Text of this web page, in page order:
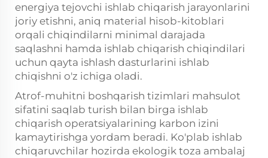
energiya tejovchi ishlab chiqarish jarayonlarini
joriy etishni, aniq material hisob-kitoblari
orqali chiqindilarni minimal darajada
saqlashni hamda ishlab chiqarish chiqindilari
uchun qayta ishlash dasturlarini ishlab
chiqishni o'z ichiga oladi.
Atrof-muhitni boshqarish tizimlari mahsulot
sifatini saqlab turish bilan birga ishlab
chiqarish operatsiyalarining karbon izini
kamaytirishga yordam beradi. Ko'plab ishlab
chiqaruvchilar hozirda ekologik toza ambalaj